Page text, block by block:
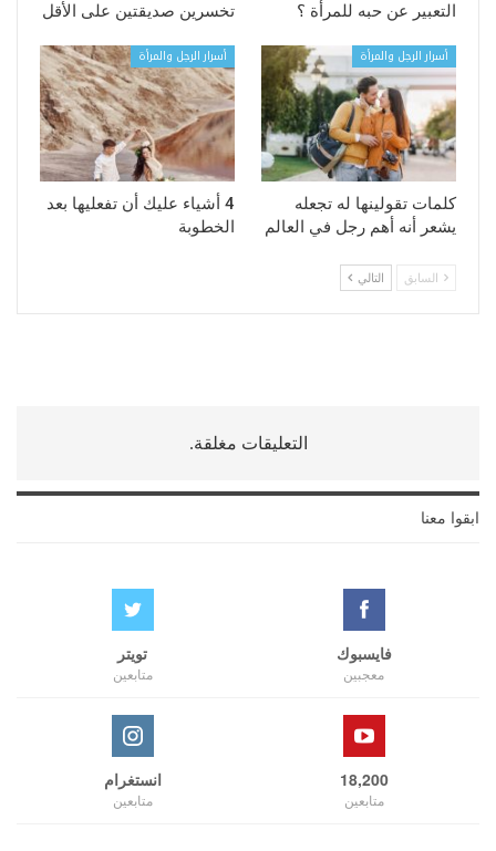
التعبير عن حبه للمرأة ؟
تخسرين صديقتين على الأقل
أسرار الرجل والمرأة
كلمات تقولينها له تجعله
يشعر أنه أهم رجل في العالم
أسرار الرجل والمرأة
4 أشياء عليك أن تفعليها بعد
الخطوبة
السابق التالي
التعليقات مغلقة.
ابقوا معنا
فايسبوك
معجبين
تويتر
متابعين
18,200
متابعين
انستغرام
متابعين